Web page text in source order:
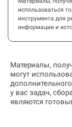
использоваться
инструмента для
информации и
Материалы,
могут
у вас задач,
являются